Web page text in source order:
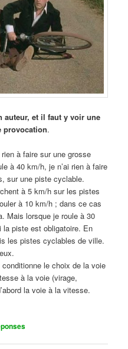
auteur, et il faut y voir une
provocation.
à faire sur une grosse
à 40 km/h, je n’ai rien à faire
sur une piste cyclable.
à 5 km/h sur les pistes
à 10 km/h ; dans ce cas
Mais lorsque je roule à 30
piste est obligatoire. En
les pistes cyclables de ville.
le choix de la voie
à la voie (virage,
la voie à la vitesse.